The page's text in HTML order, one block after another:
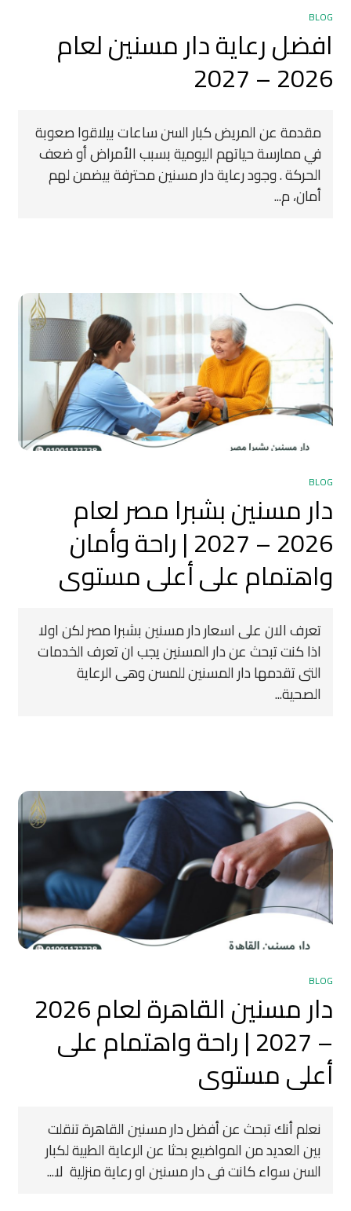
BLOG
افضل رعاية دار مسنين لعام
2026 – 2027
مقدمة عن المريض كبار السن ساعات بيلاقوا صعوبة
في ممارسة حياتهم اليومية بسبب الأمراض أو ضعف
الحركة . وجود رعاية دار مسنين محترفة بيضمن لهم
أمان، م...
BLOG
دار مسنين بشبرا مصر لعام
2026 – 2027 | راحة وأمان
واهتمام على أعلى مستوى
تعرف الان على اسعار دار مسنين بشبرا مصر لكن اولا
اذا كنت تبحث عن دار المسنين يجب ان تعرف الخدمات
التى تقدمها دار المسنين للمسن وهى الرعاية
الصحية...
BLOG
دار مسنين القاهرة لعام 2026
– 2027 | راحة واهتمام على
أعلى مستوى
نعلم أنك تبحث عن أفضل دار مسنين القاهرة تنقلت
بين العديد من المواضيع بحثا عن الرعاية الطبية لكبار
السن سواء كانت فى دار مسنين او رعاية منزلية لا...